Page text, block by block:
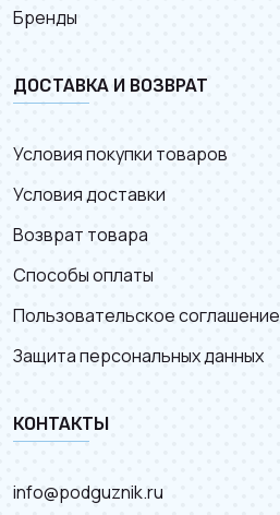
Бренды
ДОСТАВКА И ВОЗВРАТ
Условия покупки товаров
Условия доставки
Возврат товара
Способы оплаты
Пользовательское соглашение
Защита персональных данных
КОНТАКТЫ
info@podguznik.ru